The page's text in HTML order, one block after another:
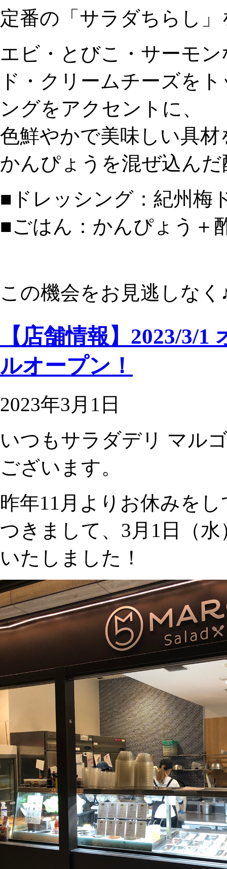
定番の「サラダちらし
エビ・とびこ・サーモ
ド・クリームチーズを
ングをアクセントに、
色鮮やかで美味しい具
かんぴょうを混ぜ込ん
■ドレッシング：紀州梅
■ごはん：かんぴょう＋
この機会をお見逃しなく
【店舗情報】2023/3/
ルオープン！
2023年3月1日
いつもサラダデリ マル
ございます。
昨年11月よりお休みを
つきまして、3月1日（
いたしました！